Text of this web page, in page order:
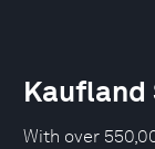
Kaufland
With over